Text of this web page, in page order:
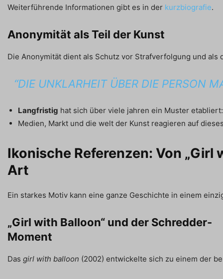
Weiterführende Informationen gibt es in der kurzbiografie.
Anonymität als Teil der Kunst
Die Anonymität dient als Schutz vor Strafverfolgung und
“DIE UNKLARHEIT ÜBER DIE PERSON
Langfristig hat sich über viele jahren ein Muster
Medien, Markt und die welt der Kunst reagieren auf
Ikonische Referenzen: Von
Art
Ein starkes Motiv kann eine ganze Geschichte in einem
„Girl with Balloon“ und der Schredder-
Moment
Das girl with balloon (2002) entwickelte sich zu einem der